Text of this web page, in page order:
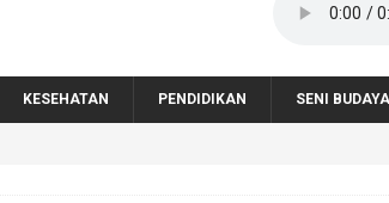
KESEHATAN PENDIDIKAN SENI BUDAYA